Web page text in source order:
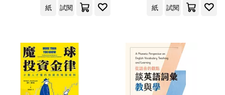
凱瑟琳．吉爾博特．莫道克(1)
劉培杰(1)
劉新華(1)
北京語言大學出版社(1)
北方文藝出版社(1)
紙
試閱
紙
試閱